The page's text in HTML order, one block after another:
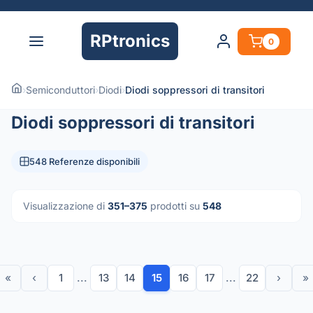
RPtronics 0
›Semiconduttori›Diodi›Diodi soppressori di transitori
Diodi soppressori di transitori
548 Referenze disponibili
Visualizzazione di 351–375 prodotti su 548
« ‹ 1 ... 13 14 15 16 17 ... 22 › »